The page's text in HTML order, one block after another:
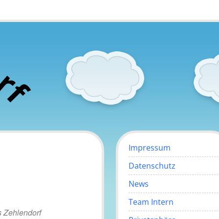
Zehlendorf
Impressum
Datenschutz
News
Team Intern